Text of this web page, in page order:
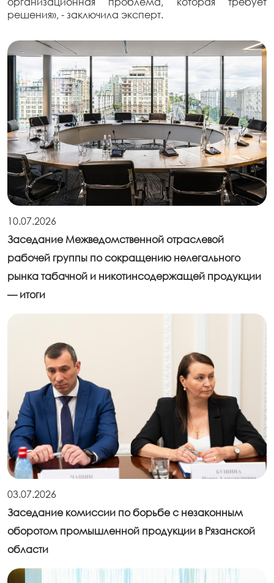
решения», - заключила эксперт.
10.07.2026
Заседание Межведомственной отраслевой
рабочей группы по сокращению нелегального
рынка табачной и никотинсодержащей продукции
— итоги
03.07.2026
Заседание комиссии по борьбе с незаконным
оборотом промышленной продукции в Рязанской
области